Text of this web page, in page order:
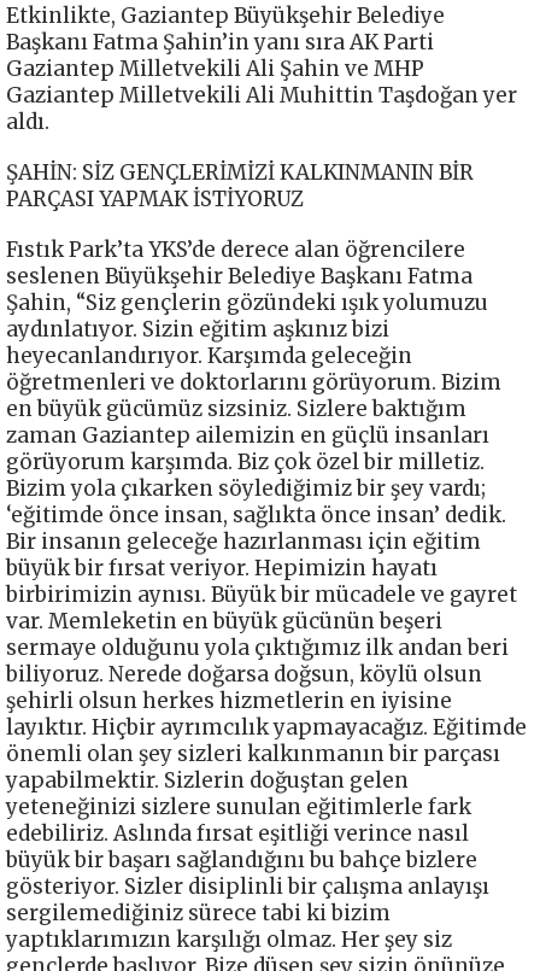
Etkinlikte, Gaziantep Büyükşehir Belediye
Başkanı Fatma Şahin’in yanı sıra AK Parti
Gaziantep Milletvekili Ali Şahin ve MHP
Gaziantep Milletvekili Ali Muhittin Taşdoğan yer
aldı.
ŞAHİN: SİZ GENÇLERİMİZİ KALKINMANIN BİR
PARÇASI YAPMAK İSTİYORUZ
Fıstık Park’ta YKS’de derece alan öğrencilere
seslenen Büyükşehir Belediye Başkanı Fatma
Şahin, “Siz gençlerin gözündeki ışık yolumuzu
aydınlatıyor. Sizin eğitim aşkınız bizi
heyecanlandırıyor. Karşımda geleceğin
öğretmenleri ve doktorlarını görüyorum. Bizim
en büyük gücümüz sizsiniz. Sizlere baktığım
zaman Gaziantep ailemizin en güçlü insanları
görüyorum karşımda. Biz çok özel bir milletiz.
Bizim yola çıkarken söylediğimiz bir şey vardı;
‘eğitimde önce insan, sağlıkta önce insan’ dedik.
Bir insanın geleceğe hazırlanması için eğitim
büyük bir fırsat veriyor. Hepimizin hayatı
birbirimizin aynısı. Büyük bir mücadele ve gayret
var. Memleketin en büyük gücünün beşeri
sermaye olduğunu yola çıktığımız ilk andan beri
biliyoruz. Nerede doğarsa doğsun, köylü olsun
şehirli olsun herkes hizmetlerin en iyisine
layıktır. Hiçbir ayrımcılık yapmayacağız. Eğitimde
önemli olan şey sizleri kalkınmanın bir parçası
yapabilmektir. Sizlerin doğuştan gelen
yeteneğinizi sizlere sunulan eğitimlerle fark
edebiliriz. Aslında fırsat eşitliği verince nasıl
büyük bir başarı sağlandığını bu bahçe bizlere
gösteriyor. Sizler disiplinli bir çalışma anlayışı
sergilemediğiniz sürece tabi ki bizim
yaptıklarımızın karşılığı olmaz. Her şey siz